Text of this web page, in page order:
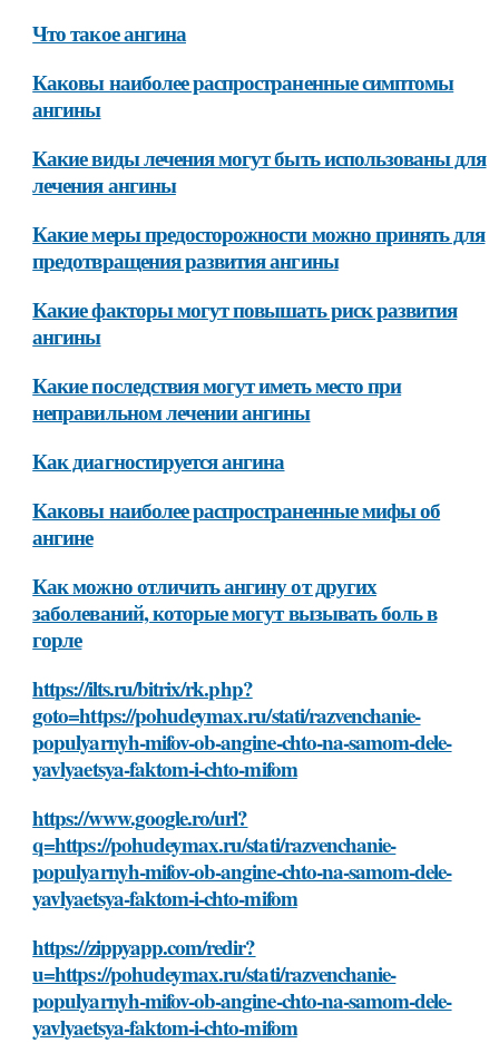
Что такое ангина
Каковы наиболее распространенные симптомы
ангины
Какие виды лечения могут быть использованы для
лечения ангины
Какие меры предосторожности можно принять для
предотвращения развития ангины
Какие факторы могут повышать риск развития
ангины
Какие последствия могут иметь место при
неправильном лечении ангины
Как диагностируется ангина
Каковы наиболее распространенные мифы об
ангине
Как можно отличить ангину от других
заболеваний, которые могут вызывать боль в
горле
https://ilts.ru/bitrix/rk.php?
goto=https://pohudeymax.ru/stati/razvenchanie-
populyarnyh-mifov-ob-angine-chto-na-samom-dele-
yavlyaetsya-faktom-i-chto-mifom
https://www.google.ro/url?
q=https://pohudeymax.ru/stati/razvenchanie-
populyarnyh-mifov-ob-angine-chto-na-samom-dele-
yavlyaetsya-faktom-i-chto-mifom
https://zippyapp.com/redir?
u=https://pohudeymax.ru/stati/razvenchanie-
populyarnyh-mifov-ob-angine-chto-na-samom-dele-
yavlyaetsya-faktom-i-chto-mifom